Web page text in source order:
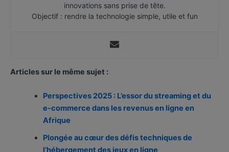
innovations sans prise de tête.
Objectif : rendre la technologie simple, utile et fun
Articles sur le même sujet :
Perspectives 2025 : L’essor du streaming et du
e-commerce dans les revenus en ligne en
Afrique
Plongée au cœur des défis techniques de
l’hébergement des jeux en ligne